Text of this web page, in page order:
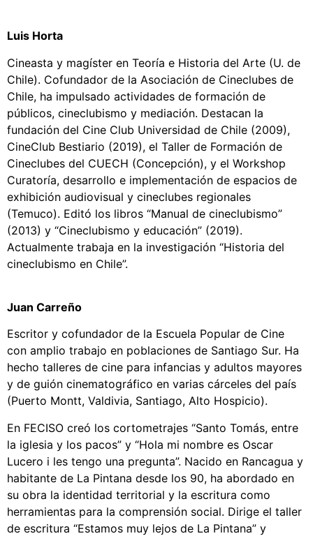
Luis Horta
Cineasta y magíster en Teoría e Historia del Arte (U. de
Chile). Cofundador de la Asociación de Cineclubes de
Chile, ha impulsado actividades de formación de
públicos, cineclubismo y mediación. Destacan la
fundación del Cine Club Universidad de Chile (2009),
CineClub Bestiario (2019), el Taller de Formación de
Cineclubes del CUECH (Concepción), y el Workshop
Curatoría, desarrollo e implementación de espacios de
exhibición audiovisual y cineclubes regionales
(Temuco). Editó los libros “Manual de cineclubismo”
(2013) y “Cineclubismo y educación” (2019).
Actualmente trabaja en la investigación “Historia del
cineclubismo en Chile”.
Juan Carreño
Escritor y cofundador de la Escuela Popular de Cine
con amplio trabajo en poblaciones de Santiago Sur. Ha
hecho talleres de cine para infancias y adultos mayores
y de guión cinematográfico en varias cárceles del país
(Puerto Montt, Valdivia, Santiago, Alto Hospicio).
En FECISO creó los cortometrajes “Santo Tomás, entre
la iglesia y los pacos” y “Hola mi nombre es Oscar
Lucero i les tengo una pregunta”. Nacido en Rancagua y
habitante de La Pintana desde los 90, ha abordado en
su obra la identidad territorial y la escritura como
herramientas para la comprensión social. Dirige el taller
de escritura “Estamos muy lejos de La Pintana” y